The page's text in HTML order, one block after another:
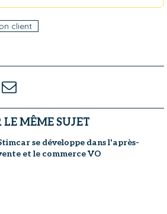
client
LE MÊME SUJET
se développe dans l'après-
et le commerce VO